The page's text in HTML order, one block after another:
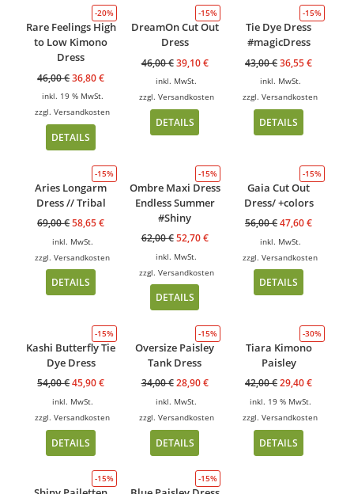
-20%
Rare Feelings High
to Low Kimono
Dress
46,00€36,80€
inkl. 19 % MwSt.
zzgl.Versandkosten
DETAILS
-15%
DreamOn Cut Out
Dress
46,00€ 39,10€
inkl. MwSt.
zzgl. Versandkosten
DETAILS
-15%
Tie Dye Dress
#magicDress
43,00€36,55€
inkl. MwSt.
zzgl.Versandkosten
DETAILS
-15%
Aries Longarm
Dress // Tribal
69,00€58,65€
inkl. MwSt.
zzgl.Versandkosten
DETAILS
-15%
Ombre Maxi Dress
Endless Summer
#Shiny
62,00€ 52,70€
inkl. MwSt.
zzgl. Versandkosten
DETAILS
-15%
Gaia Cut Out
Dress/ +colors
56,00€47,60€
inkl. MwSt.
zzgl.Versandkosten
DETAILS
-15%
Kashi Butterfly Tie
Dye Dress
54,00€45,90€
inkl. MwSt.
zzgl.Versandkosten
DETAILS
-15%
Oversize Paisley
Tank Dress
34,00€ 28,90€
inkl. MwSt.
zzgl. Versandkosten
DETAILS
-30%
Tiara Kimono
Paisley
42,00€29,40€
inkl. 19 % MwSt.
zzgl.Versandkosten
DETAILS
-15% -15%